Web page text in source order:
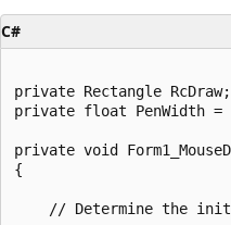
C#
private Rectangle RcDraw;
private float PenWidth =
private void
{
// Determine the